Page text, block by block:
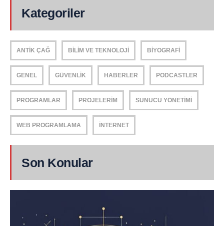
Kategoriler
ANTIK ÇAĞ BILIM VE TEKNOLOJI BIYOGRAFI
GENEL GÜVENLIK HABERLER PODCASTLER
PROGRAMLAR PROJELERIM SUNUCU YÖNETIMI
WEB PROGRAMLAMA İNTERNET
Son Konular